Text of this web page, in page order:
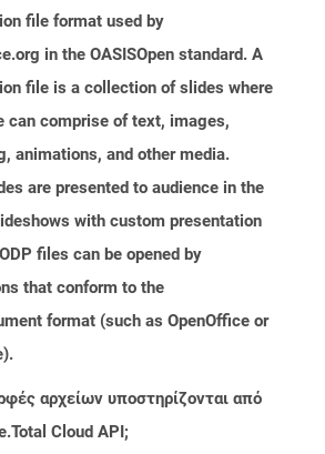
file format used by
in the OASISOpen standard. A
file is a collection of slides where
can comprise of text, images,
animations, and other media.
are presented to audience in the
with custom presentation
files can be opened by
that conform to the
format (such as OpenOffice or
αρχείων υποστηρίζονται από
Cloud API;